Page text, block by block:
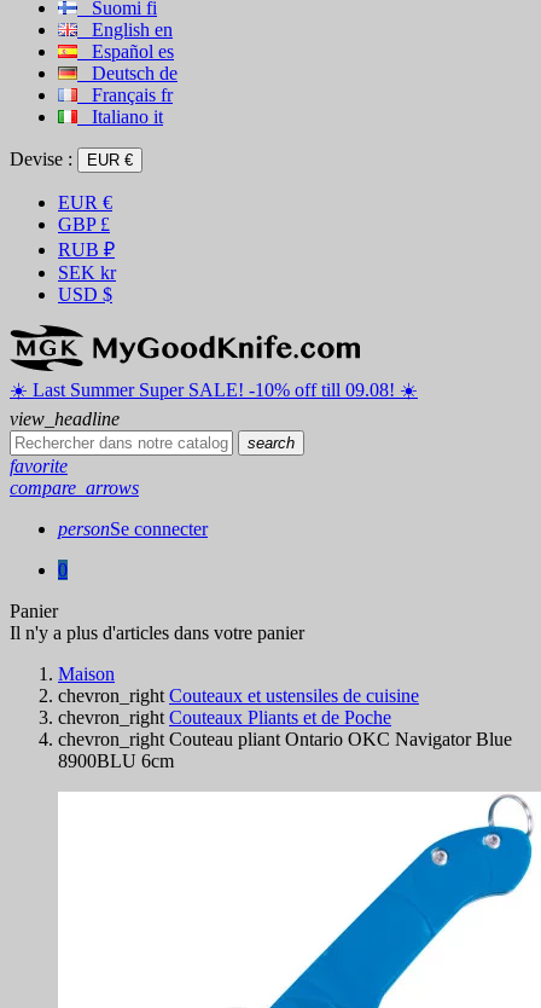
Suomi fi
English en
Español es
Deutsch de
Français fr
Italiano it
Devise : EUR €
EUR €
GBP £
RUB ₽
SEK kr
USD $
☀️ ️Last Summer Super SALE! -10% off till 09.08! ☀️
view_headline
search
favorite
compare_arrows
personSe connecter
0
Panier
Il n'y a plus d'articles dans votre panier
Maison
chevron_right Couteaux et ustensiles de cuisine
chevron_right Couteaux Pliants et de Poche
chevron_right Couteau pliant Ontario OKC Navigator Blue
8900BLU 6cm